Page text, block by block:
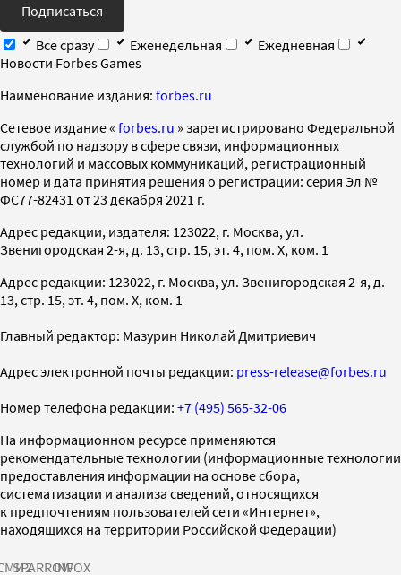
Подписаться
Все сразу
Еженедельная
Ежедневная
Новости Forbes Games
Наименование издания: forbes.ru
Cетевое издание « forbes.ru » зарегистрировано Федеральной
службой по надзору в сфере связи, информационных
технологий и массовых коммуникаций, регистрационный
номер и дата принятия решения о регистрации: серия Эл №
ФС77-82431 от 23 декабря 2021 г.
Адрес редакции, издателя: 123022, г. Москва, ул.
Звенигородская 2-я, д. 13, стр. 15, эт. 4, пом. X, ком. 1
Адрес редакции: 123022, г. Москва, ул. Звенигородская 2-я, д.
13, стр. 15, эт. 4, пом. X, ком. 1
Главный редактор: Мазурин Николай Дмитриевич
Адрес электронной почты редакции: press-release@forbes.ru
Номер телефона редакции: +7 (495) 565-32-06
На информационном ресурсе применяются
рекомендательные технологии (информационные технологии
предоставления информации на основе сбора,
систематизации и анализа сведений, относящихся
к предпочтениям пользователей сети «Интернет»,
находящихся на территории Российской Федерации)
SPARROWINFOX